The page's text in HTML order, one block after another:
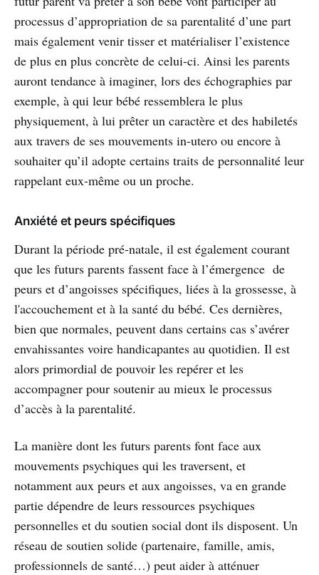
processus d’appropriation de sa parentalité d’une part
mais également venir tisser et matérialiser l’existence
de plus en plus concrète de celui-ci. Ainsi les parents
auront tendance à imaginer, lors des échographies par
exemple, à qui leur bébé ressemblera le plus
physiquement, à lui prêter un caractère et des habiletés
aux travers de ses mouvements in-utero ou encore à
souhaiter qu’il adopte certains traits de personnalité leur
rappelant eux-même ou un proche.
Anxiété et peurs spécifiques
Durant la période pré-natale, il est également courant
que les futurs parents fassent face à l’émergence de
peurs et d’angoisses spécifiques, liées à la grossesse, à
l'accouchement et à la santé du bébé. Ces dernières,
bien que normales, peuvent dans certains cas s’avérer
envahissantes voire handicapantes au quotidien. Il est
alors primordial de pouvoir les repérer et les
accompagner pour soutenir au mieux le processus
d’accès à la parentalité.
La manière dont les futurs parents font face aux
mouvements psychiques qui les traversent, et
notamment aux peurs et aux angoisses, va en grande
partie dépendre de leurs ressources psychiques
personnelles et du soutien social dont ils disposent. Un
réseau de soutien solide (partenaire, famille, amis,
professionnels de santé…) peut aider à atténuer